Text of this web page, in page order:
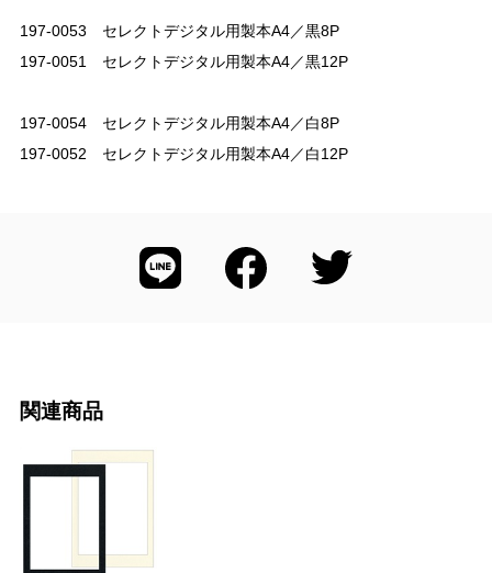
197-0053 セレクトデジタル用製本A4／黒8P
197-0051 セレクトデジタル用製本A4／黒12P
197-0054 セレクトデジタル用製本A4／白8P
197-0052 セレクトデジタル用製本A4／白12P
関連商品